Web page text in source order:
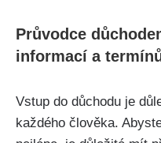
Průvodce
informací a
Vstup do důchodu je
každého člověka.